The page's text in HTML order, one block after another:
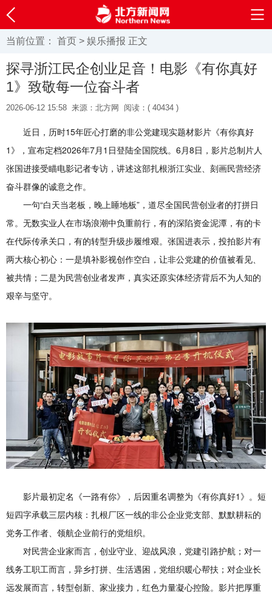
当前位置： 首页 > 娱乐播报 正文
探寻浙江民企创业足音！电影《有你真好
1》致敬每一位奋斗者
2026-06-12 15:58 来源：北方网 阅读：( 40434 )
近日，历时15年匠心打磨的非公党建现实题材影片《有你真好
1》，宣布定档2026年7月1日登陆全国院线。6月8日，影片总制片人
张国进接受瞄电影记者专访，讲述这部扎根浙江实业、刻画民营经济
奋斗群像的诚意之作。
一句“白天当老板，晚上睡地板”，道尽全国民营创业者的打拼日
常。无数实业人在市场浪潮中负重前行，有的深陷资金泥潭，有的卡
在代际传承关口，有的转型升级步履维艰。张国进表示，投拍影片有
两大核心初心：一是填补影视创作空白，让非公党建的价值被看见、
被共情；二是为民营创业者发声，真实还原实体经济背后不为人知的
艰辛与坚守。
影片最初定名《一路有你》，后因重名调整为《有你真好1》。短
短四字承载三层内核：扎根厂区一线的非公企业党支部、默默耕耘的
党务工作者、领航企业前行的党组织。
对民营企业家而言，创业守业、迎战风浪，党建引路护航；对一
线务工职工而言，异乡打拼、生活遇困，党组织暖心帮扶；对企业长
远发展而言，转型创新、家业接力，红色力量凝心控险。影片把厚重